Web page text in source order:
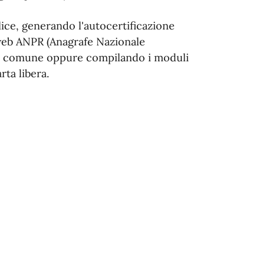
generando l'autocertificazione
ANPR (Anagrafe Nazionale
oppure compilando i moduli
libera.